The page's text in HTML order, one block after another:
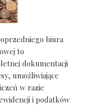
biura
to
dokumentacji
umożliwiające
w razie
i podatków